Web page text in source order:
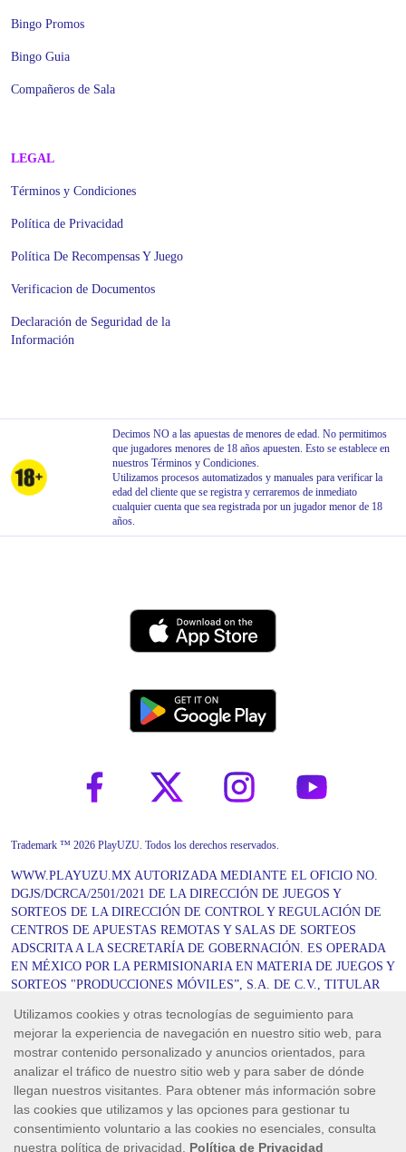
Bingo Promos
Bingo Guia
Compañeros de Sala
LEGAL
Términos y Condiciones
Política de Privacidad
Política De Recompensas Y Juego
Verificacion de Documentos
Declaración de Seguridad de la
Información
Decimos NO a las apuestas de menores de edad. No permitimos
que jugadores menores de 18 años apuesten. Esto se establece en
nuestros Términos y Condiciones.
Utilizamos procesos automatizados y manuales para verificar la
edad del cliente que se registra y cerraremos de inmediato
cualquier cuenta que sea registrada por un jugador menor de 18
años.
Trademark ™ 2026 PlayUZU. Todos los derechos reservados.
WWW.PLAYUZU.MX AUTORIZADA MEDIANTE EL OFICIO NO.
DGJS/DCRCA/2501/2021 DE LA DIRECCIÓN DE JUEGOS Y
SORTEOS DE LA DIRECCIÓN DE CONTROL Y REGULACIÓN DE
CENTROS DE APUESTAS REMOTAS Y SALAS DE SORTEOS
ADSCRITA A LA SECRETARÍA DE GOBERNACIÓN. ES OPERADA
EN MÉXICO POR LA PERMISIONARIA EN MATERIA DE JUEGOS Y
SORTEOS "PRODUCCIONES MÓVILES”, S.A. DE C.V., TITULAR
EN UNIÓN DE SU OPERADOR “UNOCAPALI LA PAZ
OPERADORA”, S.A. DE C.V. DE CONFORMIDAD CON LOS
OFICIOS DGJS/1580/2021 Y DGJS/DCRCA/2772/2021. JUEGOS DE
APUESTAS PROHIBIDOS PARA MENORES DE EDAD. JUEGA
RESPONSABLEMENTE. NO OLVIDES QUE LOS PROPÓSITOS
SON EL ENTRETENIMIENTO, LA DIVERSIÓN Y EL
ESPARCIMIENTO.